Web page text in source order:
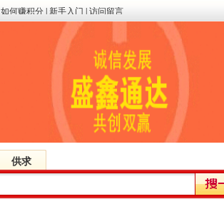
如何赚积分 新手入门 访问留言
供求